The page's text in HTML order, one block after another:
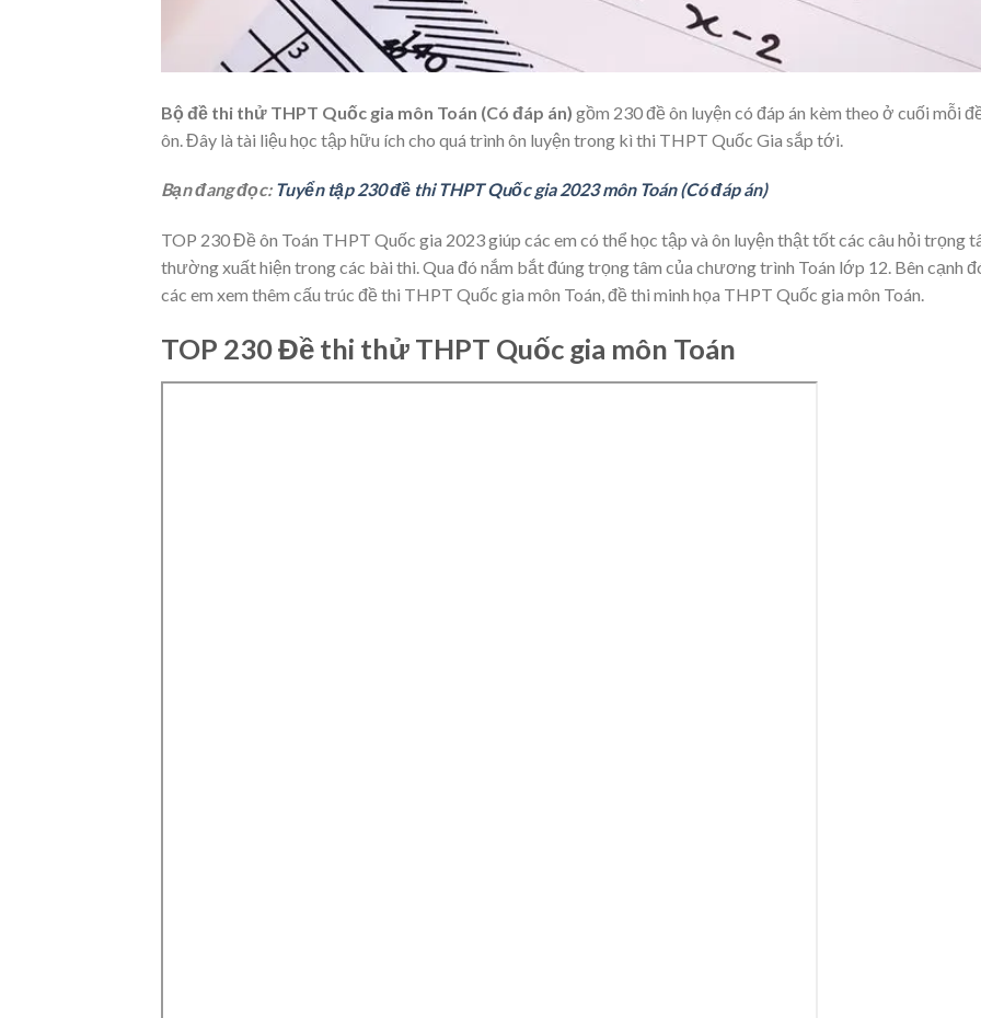
Bộ đề thi thử THPT Quốc gia môn Toán (Có đáp án) gồm 230 đề ôn luyện có đáp án kèm theo ở cuối mỗi
ôn. Đây là tài liệu học tập hữu ích cho quá trình ôn luyện trong kì thi THPT Quốc Gia sắp tới.
Bạn đang đọc: Tuyển tập 230 đề thi THPT Quốc gia 2023 môn Toán (Có đáp án)
TOP 230 Đề ôn Toán THPT Quốc gia 2023 giúp các em có thể học tập và ôn luyện thật tốt các câu hỏi trọng
thường xuất hiện trong các bài thi. Qua đó nắm bắt đúng trọng tâm của chương trình Toán lớp 12. Bên cạnh
các em xem thêm cấu trúc đề thi THPT Quốc gia môn Toán, đề thi minh họa THPT Quốc gia môn Toán.
TOP 230 Đề thi thử THPT Quốc gia môn Toán